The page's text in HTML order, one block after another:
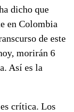
dicho que
en Colombia
de este
morirán 6
Así es la
crítica. Los